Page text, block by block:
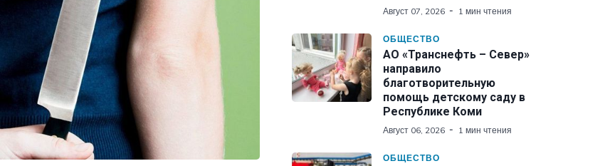
Август 07, 2026 1 мин чтения
ОБЩЕСТВО
АО «Транснефть – Север»
направило
благотворительную
помощь детскому саду в
Республике Коми
Август 06, 2026 1 мин чтения
ОБЩЕСТВО